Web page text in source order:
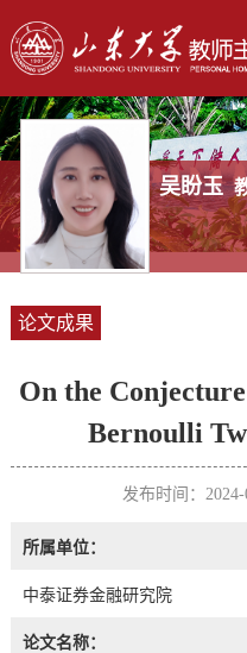
吴盼玉
论文成果
On the
Bernoulli
发布时间：
所属单位：
中泰证券金融研究院
论文名称：